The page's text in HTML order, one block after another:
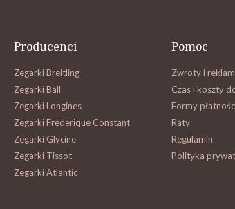
Producenci
Zegarki Breitling
Zegarki Ball
Zegarki Longines
Zegarki Frederique Constant
Zegarki Glycine
Zegarki Tissot
Zegarki Atlantic
Pomoc
Zwroty i
Czas i koszty
Formy
Raty
Regulamin
Polityka